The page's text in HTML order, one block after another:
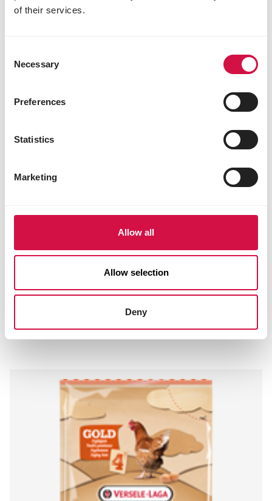
of their services.
Selection
Necessary
Preferences
Statistics
Marketing
Allow all
Allow selection
Deny
3b405 koper (koper(II)sulfaat-pentahydraat) 10
3b801 selenium (natriumseleniet) 0,30 mg
4a32 6-fytase (EC 3.1.3.26) 500 FTU
Technologische toevoegingsmiddelen
E321 butylhydroxytolueen (BHT) 11 mg
Sensoriële toevoegingsmiddelen
2a161b luteïnerijk extract 3,7 mg
Andere bezoekers bekeken ook: